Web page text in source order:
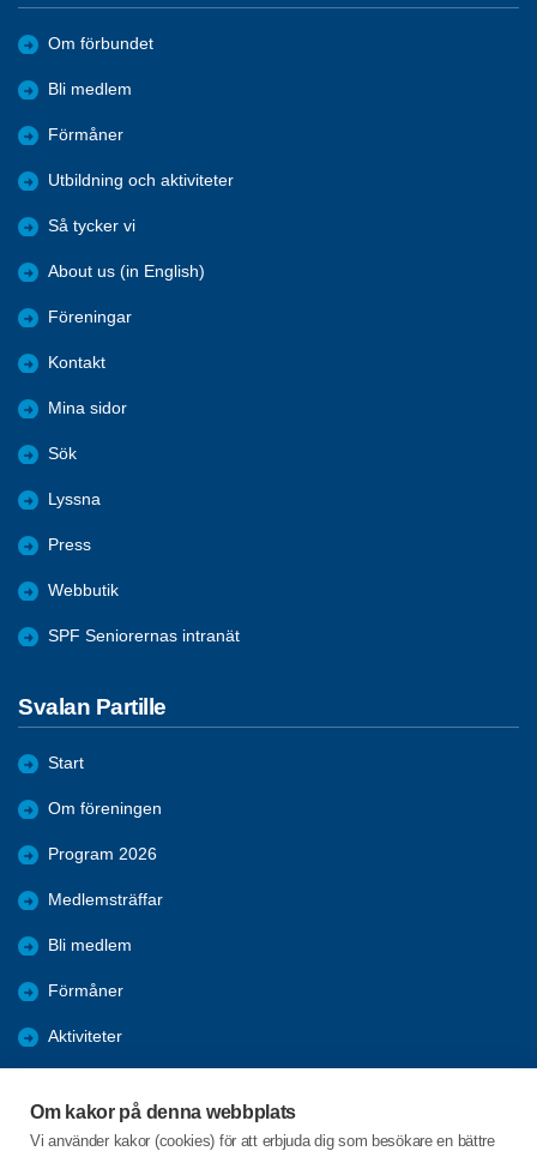
Om kakor på denna webbplats
Vi använder kakor (cookies) för att erbjuda dig som besökare en bättre
Om förbundet
Bli medlem
Förmåner
Utbildning och aktiviteter
Så tycker vi
About us (in English)
Föreningar
Kontakt
Mina sidor
Sök
Lyssna
Press
Webbutik
SPF Seniorernas intranät
Svalan Partille
Start
Om föreningen
Program 2026
Medlemsträffar
Bli medlem
Förmåner
Aktiviteter
Mer att läsa